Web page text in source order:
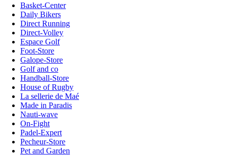
Basket-Center
Daily Bikers
Direct Running
Direct-Volley
Espace Golf
Foot-Store
Galope-Store
Golf and co
Handball-Store
House of Rugby
La sellerie de Maé
Made in Paradis
Nauti-wave
On-Fight
Padel-Expert
Pecheur-Store
Pet and Garden